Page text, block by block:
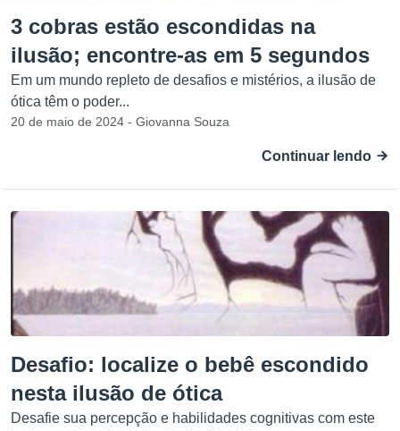
3 cobras estão escondidas na
ilusão; encontre-as em 5 segundos
Em um mundo repleto de desafios e mistérios, a ilusão de
ótica têm o poder...
20 de maio de 2024 - Giovanna Souza
Continuar lendo
Desafio: localize o bebê escondido
nesta ilusão de ótica
Desafie sua percepção e habilidades cognitivas com este